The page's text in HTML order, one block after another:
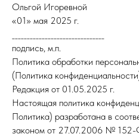
Ольгой Игоревной
«01» мая 2025 г.
подпись, м.п.
Политика обработки
(Политика
Редакция от 01.05.2025 г.
Настоящая политика
Политика) разработана в
законом от 27.07.2006 №